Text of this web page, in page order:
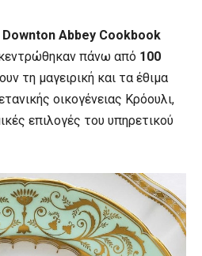
Abbey Cookbook
πάνω από 100
τη μαγειρική και τα έθιμα
οικογένειας Κρόουλι,
επιλογές του υπηρετικού